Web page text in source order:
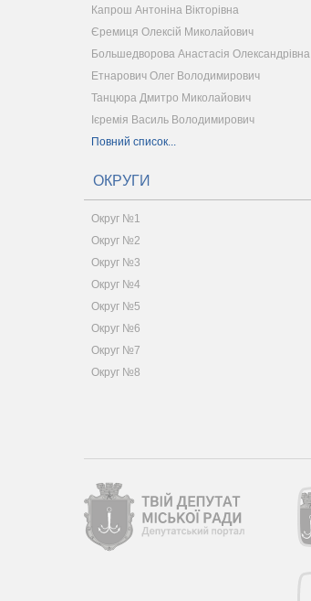
Капрош Антоніна Вікторівна
Єремиця Олексій Миколайович
Большедворова Анастасія Олександрівна
Етнарович Олег Володимирович
Танцюра Дмитро Миколайович
Ієремія Василь Володимирович
Повний список...
ОКРУГИ
Округ №1
Округ №2
Округ №3
Округ №4
Округ №5
Округ №6
Округ №7
Округ №8